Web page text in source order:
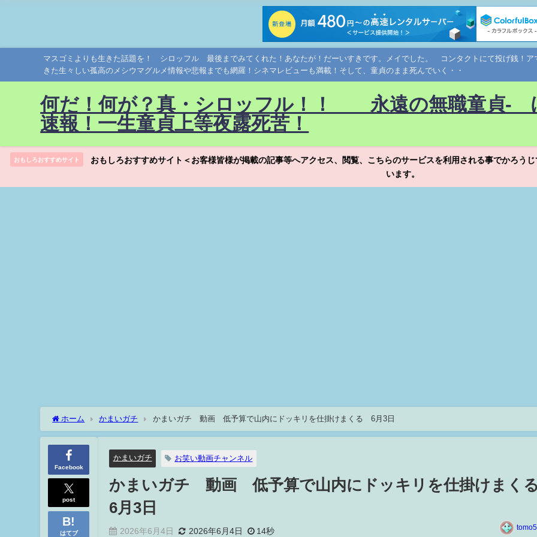
マスゴミよりも生きた話題を！ シロッフル 最後までみてくれた！あなたが！だーいすきです。メイでした。 コンタクトにて投げ銭！
きた生々しい孤高のメシウマグルメ情報や悲報までも網羅！シネマレビューも満載！そして、童貞のまま死んでいく・・
何だ！何が？真・シロッフル！！ 永遠の無職童貞-
速報！一生童貞上等夜露死苦！
おもしろおすすめサイト
おもしろおすすめサイト＜お客様皆様が掲載の記事等へアクセス、閲覧、こちらのサービスを利用される事でかろう
います。
ホーム かまいガチ かまいガチ 動画 低予算で山内にドッキリを仕掛けまくる 6月3日
Facebook
post
はてブ
かまいガチ お笑い動画チャンネル
かまいガチ 動画 低予算で山内にドッキリを仕掛けまく
6月3日
2026年6月4日 2026年6月4日 14秒